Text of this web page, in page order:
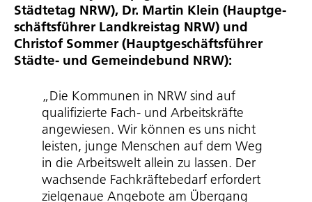
Städtetag NRW), Dr. Martin Klein (Haupt­ge­
schäfts­führer Landkreistag NRW) und
Christof Sommer (Haupt­ge­schäfts­führer
Städte- und Gemeindebund NRW):
„Die Kommunen in NRW sind auf
qualifizierte Fach- und Arbeitskräfte
angewiesen. Wir können es uns nicht
leisten, junge Menschen auf dem Weg
in die Arbeitswelt allein zu lassen. Der
wachsende Fach­kräf­te­be­darf erfordert
zielgenaue Angebote am Übergang